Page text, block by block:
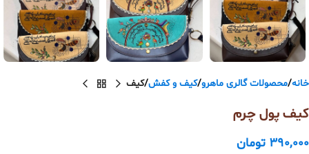
خانه محصولات گالری ماهرو کیف و کفش کیف
کیف پول چرم
390,000 تومان